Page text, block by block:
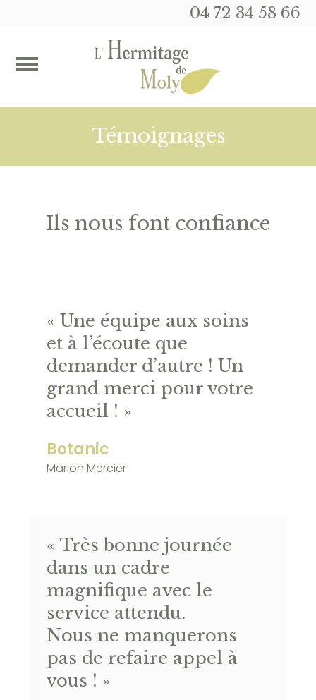
04 72 34 58 66
Témoignages
Ils nous font confiance
« Une équipe aux soins
et à l’écoute que
demander d’autre ! Un
grand merci pour votre
accueil ! »
Botanic
Marion Mercier
« Très bonne journée
dans un cadre
magnifique avec le
service attendu.
Nous ne manquerons
pas de refaire appel à
vous ! »